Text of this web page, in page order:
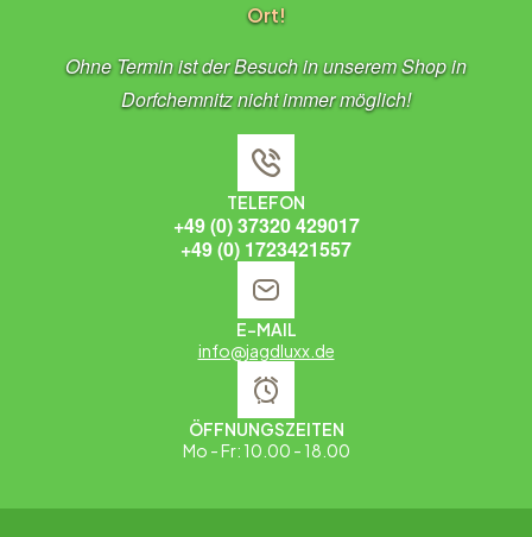
Ort!
Ohne Termin ist der Besuch in unserem Shop in
Dorfchemnitz nicht immer möglich!
TELEFON
+49 (0) 37320 429017
+49 (0) 1723421557
E-MAIL
info@jagdluxx.de
ÖFFNUNGSZEITEN
Mo - Fr: 10.00 - 18.00